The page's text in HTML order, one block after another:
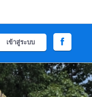
เข้าสู่ระบบ